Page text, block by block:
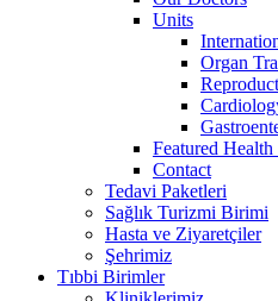
Units
Organ
Featured Health
Contact
Tedavi Paketleri
Sağlık Turizmi Birimi
Hasta ve Ziyaretçiler
Şehrimiz
Tıbbi Birimler